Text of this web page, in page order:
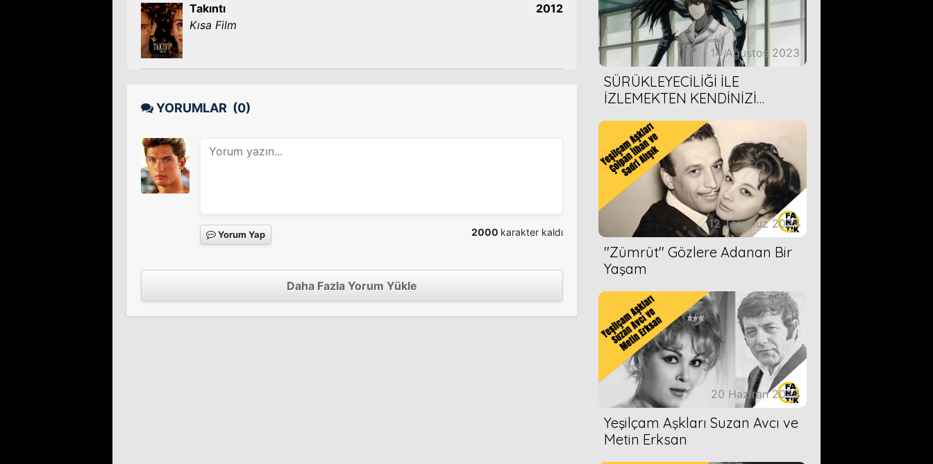
Takıntı
Kısa Film
2012
YORUMLAR (0)
Yorum Yap 2000 karakter kaldı
Daha Fazla Yorum Yükle
14 Ağustos 2023
SÜRÜKLEYECİLİĞİ İLE
İZLEMEKTEN KENDİNİZİ
ÖNERİMİZ
12 Temmuz 2023
''Zümrüt'' Gözlere Adanan Bir
Yaşam
20 Haziran 2023
Yeşilçam Aşkları Suzan Avcı ve
Metin Erksan